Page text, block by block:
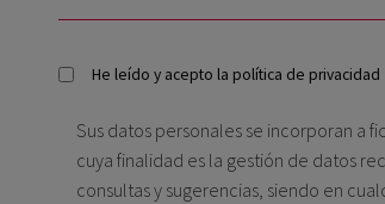
POLÍTICA DE PRIVACIDAD*
He leído y acepto la política de privacidad
Sus datos personales se incorporan a
cuya finalidad es la gestión de datos
consultas y sugerencias, siendo en